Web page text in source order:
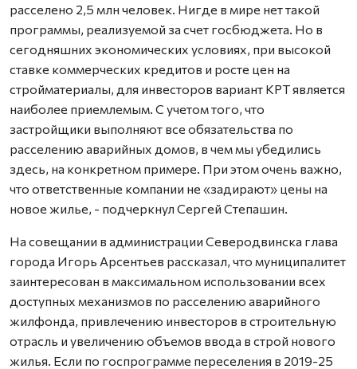
расселено 2,5 млн человек. Нигде в мире нет такой
программы, реализуемой за счет госбюджета. Но в
сегодняшних экономических условиях, при высокой
ставке коммерческих кредитов и росте цен на
стройматериалы, для инвесторов вариант КРТ является
наиболее приемлемым. С учетом того, что
застройщики выполняют все обязательства по
расселению аварийных домов, в чем мы убедились
здесь, на конкретном примере. При этом очень важно,
что ответственные компании не «задирают» цены на
новое жилье, - подчеркнул Сергей Степашин.
На совещании в администрации Северодвинска глава
города Игорь Арсентьев рассказал, что муниципалитет
заинтересован в максимальном использовании всех
доступных механизмов по расселению аварийного
жилфонда, привлечению инвесторов в строительную
отрасль и увеличению объемов ввода в строй нового
жилья. Если по госпрограмме переселения в 2019-25